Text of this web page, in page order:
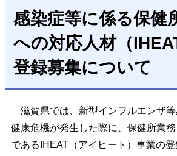
感染症等に係る保健
への対応人材（
登録募集について
滋賀県では、新型インフルエンザ
健康危機が発生した際に、保健所業
であるIHEAT（アイヒート）事業の